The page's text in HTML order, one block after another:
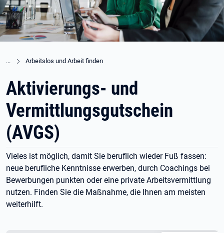
Arbeitslos und Arbeit finden
Aktivierungs- und
Vermittlungsgutschein
(AVGS)
Vieles ist möglich, damit Sie beruflich wieder Fuß fassen:
neue berufliche Kenntnisse erwerben, durch Coachings bei
Bewerbungen punkten oder eine private Arbeitsvermittlung
nutzen. Finden Sie die Maßnahme, die Ihnen am meisten
weiterhilft.